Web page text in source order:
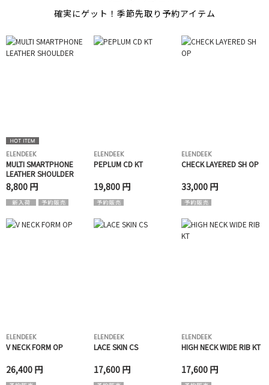
確実にゲット！季節先取り予約アイテム
ELENDEEK
MULTI SMARTPHONE
LEATHER SHOULDER
8,800 円
ELENDEEK
PEPLUM CD KT
19,800 円
ELENDEEK
CHECK LAYERED SH OP
33,000 円
ELENDEEK
V NECK FORM OP
26,400 円
ELENDEEK
LACE SKIN CS
17,600 円
ELENDEEK
HIGH NECK WIDE RIB KT
17,600 円